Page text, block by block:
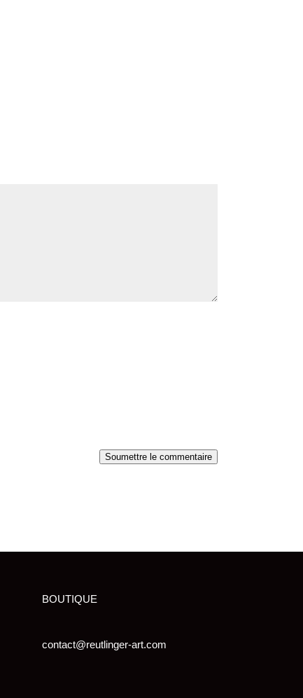
Soumettre le commentaire
BOUTIQUE
contact@reutlinger-art.com